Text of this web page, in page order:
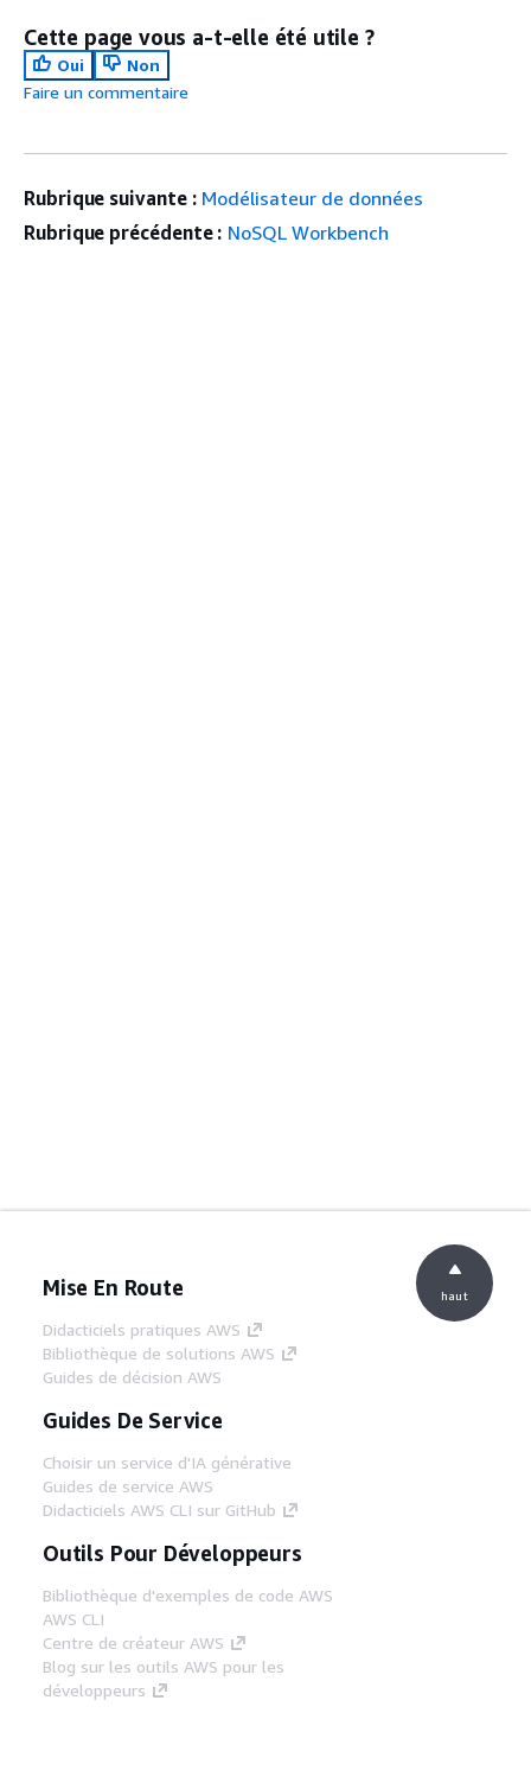
Cette page vous a-t-elle été utile ?
Oui
Non
Faire un commentaire
Rubrique suivante : Modélisateur de données
Rubrique précédente : NoSQL Workbench
Mise En Route
Didacticiels pratiques AWS
Bibliothèque de solutions AWS
Guides de décision AWS
Guides De Service
Choisir un service d'IA générative
Guides de service AWS
Didacticiels AWS CLI sur GitHub
Outils Pour Développeurs
Bibliothèque d'exemples de code AWS
AWS CLI
Centre de créateur AWS
Blog sur les outils AWS pour les
développeurs
haut